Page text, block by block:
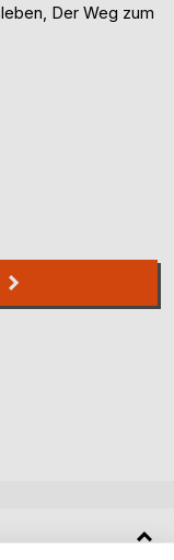
Der Weg zum